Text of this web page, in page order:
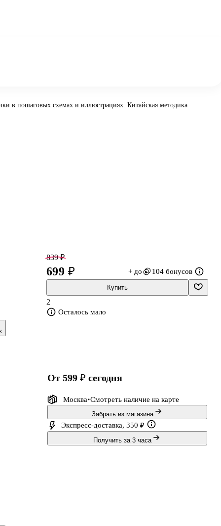
в пошаговых схемах и иллюстрациях. Китайская методика
839 ₽
699 ₽ + до 104 бонусов
Купить
2
Осталось мало
от 599 ₽ сегодня
Москва Смотреть наличие на карте
Забрать из магазина
Экспресс-доставка, 350 ₽
Получить за 3 часа